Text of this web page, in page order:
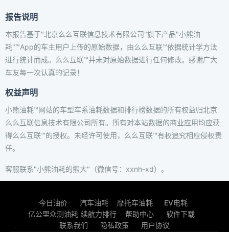
报告说明
本报告基于"北京么么互联信息技术有限公司"旗下产品"小熊油
耗"™App的车主用户上传的原始数据，由么么互联™依据统计学方法
进行统计而成。么么互联™并未对原始数据进行任何修改。感谢广大
车友每一次认真的记录！
权益声明
小熊油耗™网站的车型车系油耗数据和排行榜数据的所有权益归北京
么么互联信息技术有限公司所有。所有对本站数据的商业应用均应获
得么么互联™的授权。未经许可使用，么么互联™有权追究相应侵权责
任。
客服联系"小熊油耗的熊大"（微信号：xxnh-xd）。
今日油价 汽车油耗 摩托车油耗
EV电耗
亿公里众测油耗 续航力排行 帮助中心
软件下载
联系我们
隐私政策 用户协议